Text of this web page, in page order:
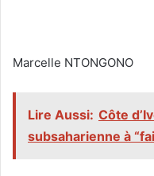
‎Marcelle NTONGONO
Lire Aussi: Côte
subsaharienne à